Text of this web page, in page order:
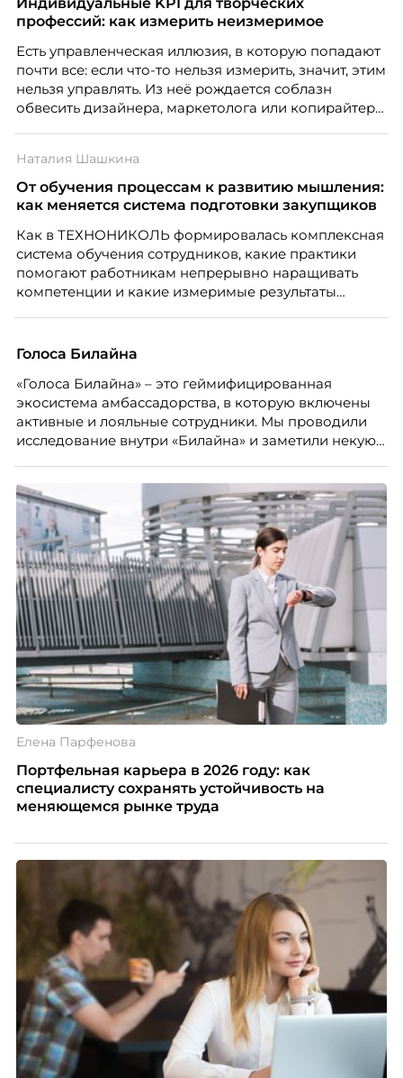
масштабироваться без роста команды. Так и
Skillbox.
профессий: как измерить неизмеримое
Есть управленческая иллюзия, в которую попадают
почти все: если что-то нельзя измерить, значит, этим
нельзя управлять. Из неё рождается соблазн
обвесить дизайнера, маркетолога или копирайтера
Проблема в том, что так мы измеряем не ценность,
а движение. А творческая работа — это тот редкий
случай, где движение и результат могут не
Наталия Шашкина
От обучения процессам к развитию мышления:
как меняется система подготовки закупщиков
Как в ТЕХНОНИКОЛЬ формировалась комплексная
система обучения сотрудников, какие практики
помогают работникам непрерывно наращивать
компетенции и какие измеримые результаты
закупкам направления «Минеральная изоляция»
Голоса Билайна
«Голоса Билайна» – это геймифицированная
экосистема амбассадорства, в которую включены
активные и лояльные сотрудники. Мы проводили
исследование внутри «Билайна» и заметили некую
благодарности и публичного признания.
Елена Парфенова
Портфельная карьера в 2026 году: как
специалисту сохранять устойчивость на
меняющемся рынке труда